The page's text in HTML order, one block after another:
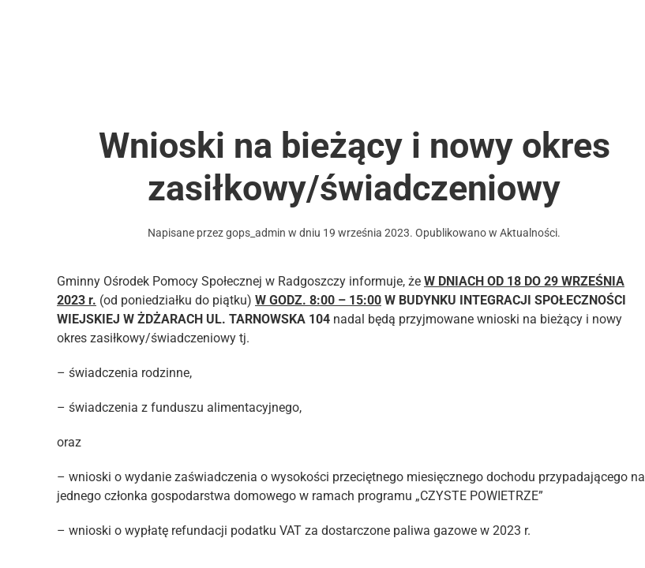
Wnioski na bieżący i nowy okres
zasiłkowy/świadczeniowy
Napisane przezgops_admin w dniu 19 września 2023. Opublikowano wAktualności.
Gminny Ośrodek Pomocy Społecznej w Radgoszczy informuje, że W DNIACH OD 18 DO 29 WRZEŚNIA
2023 r. (od poniedziałku do piątku) W GODZ. 8:00 – 15:00 W BUDYNKU INTEGRACJI SPOŁECZNOŚCI
WIEJSKIEJ W ŻDŻARACH UL. TARNOWSKA 104 nadal będą przyjmowane wnioski na bieżący i nowy
okres zasiłkowy/świadczeniowy tj.
– świadczenia rodzinne,
– świadczenia z funduszu alimentacyjnego,
oraz
– wnioski o wydanie zaświadczenia o wysokości przeciętnego miesięcznego dochodu przypadającego na
jednego członka gospodarstwa domowego w ramach programu „CZYSTE POWIETRZE”
– wnioski o wypłatę refundacji podatku VAT za dostarczone paliwa gazowe w 2023 r.